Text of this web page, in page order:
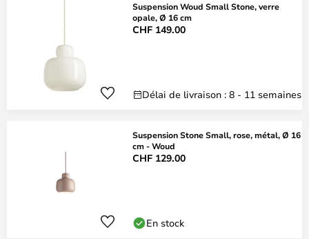
Suspension Woud Small Stone, verre
opale, Ø 16 cm
CHF 149.00
Délai de livraison : 8 - 11 semaines
Suspension Stone Small, rose, métal, Ø 16
cm - Woud
CHF 129.00
En stock